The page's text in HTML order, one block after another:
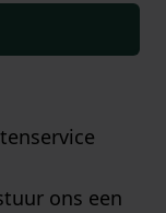
ons een